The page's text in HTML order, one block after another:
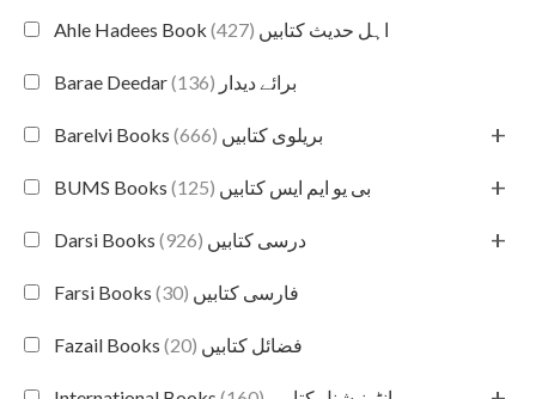
Ahle Hadees Book اہل حدیث کتابیں (427)
Barae Deedar برائے دیدار (136)
Barelvi Books بریلوی کتابیں (666) +
BUMS Books بی یو ایم ایس کتابیں (125) +
Darsi Books درسی کتابیں (926) +
Farsi Books فارسی کتابیں (30)
Fazail Books فضائل کتابیں (20)